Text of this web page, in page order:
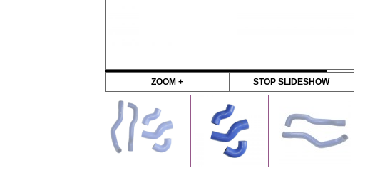
ZOOM + STOP SLIDESHOW